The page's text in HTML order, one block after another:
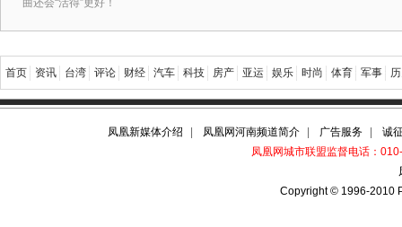
曲还会“活得”更好！
首页 资讯 台湾 评论 财经 汽车 科技 房产 亚运 娱乐 时尚 体育 军事
凤凰新媒体介绍 凤凰网河南频道简介 广告服务
诚
凤凰网城市联盟监督电话：
Copyright © 1996-2010